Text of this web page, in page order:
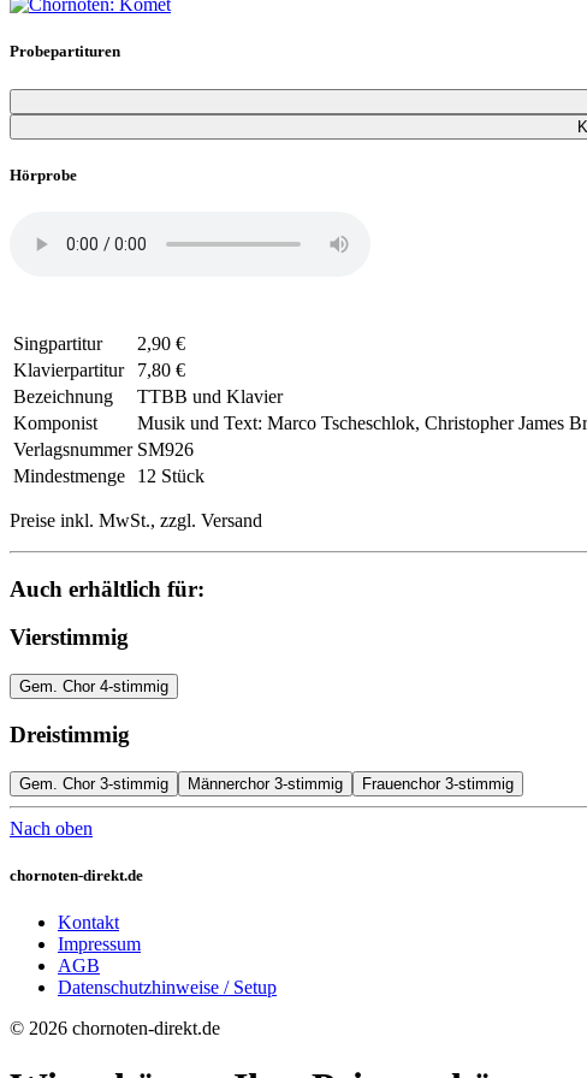
Probepartituren
Hörprobe
Singpartitur
2,90 €
Klavierpartitur
7,80 €
Bezeichnung
TTBB und Klavier
Komponist
Musik und Text: Marco Tscheschlok, Christopher James
Verlagsnummer SM926
Mindestmenge
12 Stück
Preise inkl. MwSt., zzgl. Versand
Auch erhältlich für:
Vierstimmig
Gem. Chor 4-stimmig
Dreistimmig
Gem. Chor 3-stimmig Männerchor 3-stimmig Frauenchor 3-stimmig
Nach oben
chornoten-direkt.de
Kontakt
Impressum
AGB
Datenschutzhinweise / Setup
© 2026 chornoten-direkt.de